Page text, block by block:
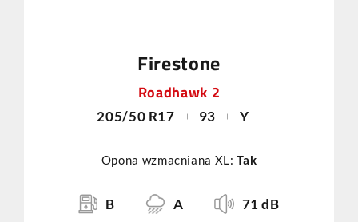
Firestone
Roadhawk 2
205/50 R17 93 Y
Opona wzmacniana XL:Tak
B A 71 dB